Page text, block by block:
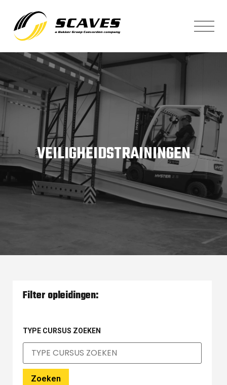
VEILIGHEIDSTRAININGEN
Filter opleidingen:
TYPE CURSUS ZOEKEN
Zoeken